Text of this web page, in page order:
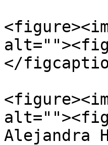
</
Alejandra